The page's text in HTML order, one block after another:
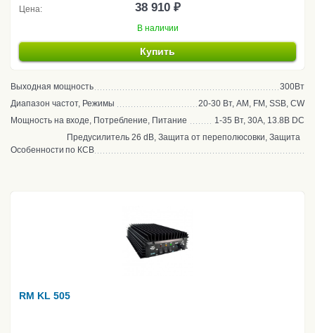
Цена: 38 910 ₽
В наличии
Купить
Выходная мощность
300Вт
Диапазон частот, Режимы
20-30 Вт, AM, FM, SSB, CW
Мощность на входе, Потребление, Питание
1-35 Вт, 30А, 13.8В DC
Особенности
Предусилитель 26 dB, Защита от переполюсовки, Защита
по КСВ
RM KL 505